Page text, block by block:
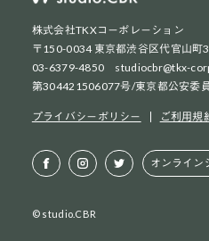
ネット買取
株式会社TKXコーポレーション
〒150-0034 東京都渋谷区代官山町
03-6379-4850 studiocbr@tkx-
第304421506077号/東京都公安委
プライバシーポリシー ご利用規
オンライン
© studio.CBR